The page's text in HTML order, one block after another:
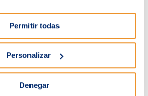
Permitir todas
Personalizar
Denegar
de datos e